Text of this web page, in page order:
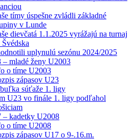
tímy úspešne zvládli základné
v Lunde
dievčatá 1.1.2025 vyrážajú na turnaj
Švédska
uplynulú sezónu 2024/2025
mladé ženy U2003
o tíme U2003
zápasov U23
súťaže 1. ligy
U23 vo finále 1. ligy podľahol
– kadetky U2008
o tíme U2008
zápasov U17 o 9-.16.m.